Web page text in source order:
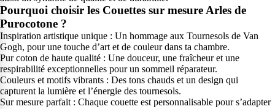
Pourquoi choisir les Couettes sur mesure Arles de
Purocotone ?
Inspiration artistique unique : Un hommage aux Tournesols de Van
Gogh, pour une touche d’art et de couleur dans ta chambre.
Pur coton de haute qualité : Une douceur, une fraîcheur et une
respirabilité exceptionnelles pour un sommeil réparateur.
Couleurs et motifs vibrants : Des tons chauds et un design qui
capturent la lumière et l’énergie des tournesols.
Sur mesure parfait : Chaque couette est personnalisable pour s’adapter